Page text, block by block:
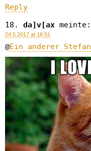
Reply
da]v[ax meinte:
24.5.2017 at 16:51
@Ein anderer Stefan